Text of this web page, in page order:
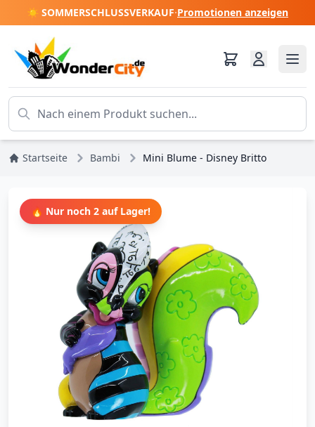
☀️ SOMMERSCHLUSSVERKAUF·Promotionen anzeigen
Startseite Bambi Mini Blume - Disney Britto
🔥 Nur noch 2 auf Lager!